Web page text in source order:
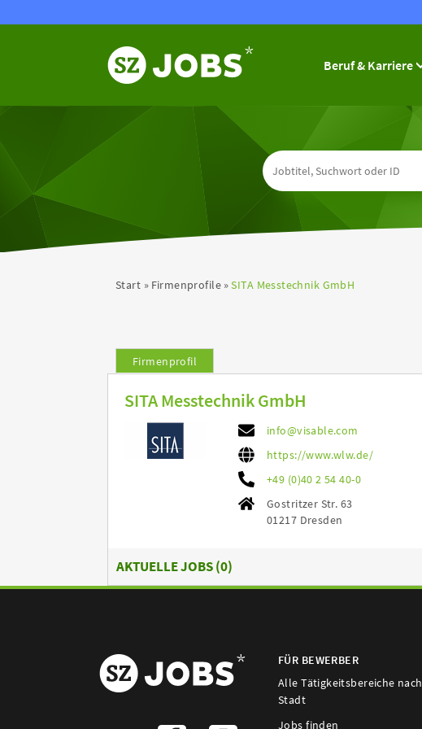
Beruf & Karriere
Start Firmenprofile SITA Messtechnik GmbH
Firmenprofil
SITA Messtechnik GmbH
info@visable.com
https://www.wlw.de/
+49 (0)40 2 54 40-0
Gostritzer Str. 63
01217 Dresden
AKTUELLE JOBS (0)
FÜR BEWERBER
Alle Tätigkeitsbereiche nach
Stadt
Jobs finden